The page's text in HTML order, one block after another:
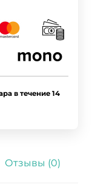
в течение 14
Отзывы (0)